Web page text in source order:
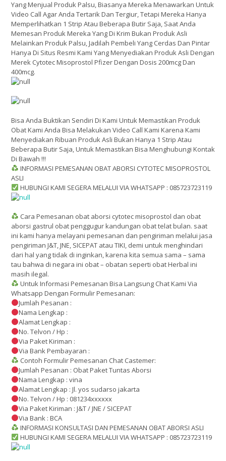
Yang Menjual Produk Palsu, Biasanya Mereka Menawarkan Untuk
Video Call Agar Anda Tertarik Dan Tergiur, Tetapi Mereka Hanya
Memperlihatkan 1 Strip Atau Beberapa Butir Saja, Saat Anda
Memesan Produk Mereka Yang Di Krim Bukan Produk Asli
Melainkan Produk Palsu, Jadilah Pembeli Yang Cerdas Dan Pintar
Hanya Di Situs Resmi Kami Yang Menyediakan Produk Asli Dengan
Merek Cytotec Misoprostol Pfizer Dengan Dosis 200mcg Dan
400mcg.
Bisa Anda Buktikan Sendiri Di Kami Untuk Memastikan Produk
Obat Kami Anda Bisa Melakukan Video Call Kami Karena Kami
Menyediakan Ribuan Produk Asli Bukan Hanya 1 Strip Atau
Beberapa Butir Saja, Untuk Memastikan Bisa Menghubungi Kontak
Di Bawah !!!
INFORMASI PEMESANAN OBAT ABORSI CYTOTEC MISOPROSTOL
ASLI
HUBUNGI KAMI SEGERA MELALUI VIA WHATSAPP : 085723723119
Cara Pemesanan obat aborsi cytotec misoprostol dan obat
aborsi gastrul obat penggugur kandungan obat telat bulan. saat
ini kami hanya melayani pemesanan dan pengiriman melalui jasa
pengiriman J&T, JNE, SICEPAT atau TIKI, demi untuk menghindari
dari hal yang tidak di inginkan, karena kita semua sama – sama
tau bahwa di negara ini obat – obatan seperti obat Herbal ini
masih ilegal.
Untuk Informasi Pemesanan Bisa Langsung Chat Kami Via
Whatsapp Dengan Formulir Pemesanan:
Jumlah Pesanan :
Nama Lengkap :
Alamat Lengkap :
No. Telvon / Hp :
Via Paket Kiriman :
Via Bank Pembayaran :
Contoh Formulir Pemesanan Chat Castemer:
Jumlah Pesanan : Obat Paket Tuntas Aborsi
Nama Lengkap : vina
Alamat Lengkap : Jl. yos sudarso jakarta
No. Telvon / Hp : 081234xxxxxx
Via Paket Kiriman : J&T / JNE / SICEPAT
Via Bank : BCA
INFORMASI KONSULTASI DAN PEMESANAN OBAT ABORSI ASLI
HUBUNGI KAMI SEGERA MELALUI VIA WHATSAPP : 085723723119